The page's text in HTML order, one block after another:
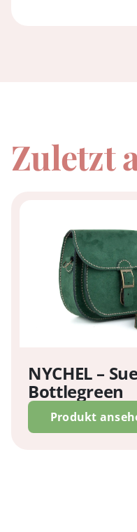
Zuletzt
NYCHEL –
Bottlegreen
Produkt